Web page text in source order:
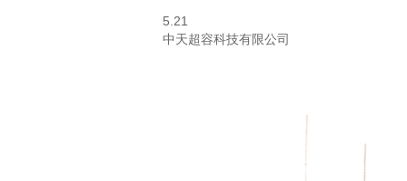
5.21
中天超容科技有限公司